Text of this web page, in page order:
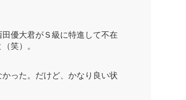
優大君がＳ級に特進して不在
笑）。
った。だけど、かなり良い状